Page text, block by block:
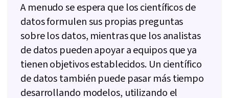
A menudo se espera que los científicos de
datos formulen sus propias preguntas
sobre los datos, mientras que los analistas
de datos pueden apoyar a equipos que ya
tienen objetivos establecidos. Un científico
de datos también puede pasar más tiempo
desarrollando modelos, utilizando el